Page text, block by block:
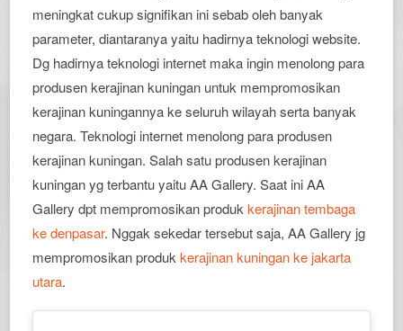
meningkat cukup signifikan ini sebab oleh banyak
parameter, diantaranya yaitu hadirnya teknologi website.
Dg hadirnya teknologi internet maka ingin menolong para
produsen kerajinan kuningan untuk mempromosikan
kerajinan kuningannya ke seluruh wilayah serta banyak
negara. Teknologi internet menolong para produsen
kerajinan kuningan. Salah satu produsen kerajinan
kuningan yg terbantu yaitu AA Gallery. Saat ini AA
Gallery dpt mempromosikan produkkerajinan tembaga
ke denpasar. Nggak sekedar tersebut saja, AA Gallery jg
mempromosikan produkkerajinan kuningan ke jakarta
utara.